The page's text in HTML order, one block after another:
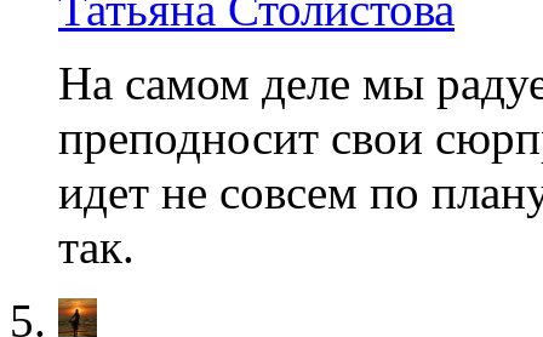
На самом деле мы
преподносит свои
идет не совсем по
так.